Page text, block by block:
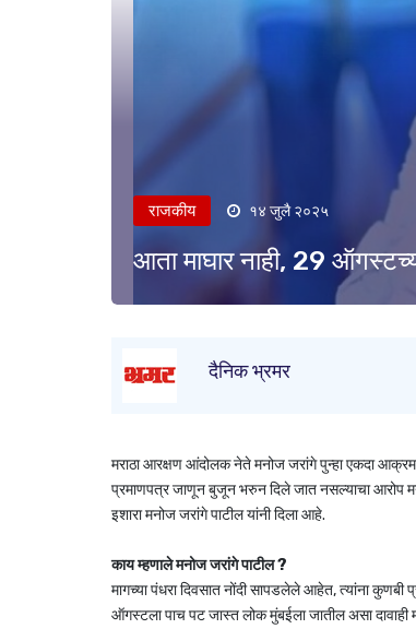
राजकीय १४ जुलै २०२५
आता माघार नाही, 29
दैनिक भ्रमर
मराठा आरक्षण आंदोलक नेते मनोज जरांगे पुन्हा एकदा
प्रमाणपत्र जाणून बुजून भरुन दिले जात नसल्याचा आरोप
इशारा मनोज जरांगे पाटील यांनी दिला आहे.
काय म्हणाले मनोज जरांगे पाटील ?
मागच्या पंधरा दिवसात नोंदी सापडलेले आहेत, त्यांना
ऑगस्टला पाच पट जास्त लोक मुंबईला जातील असा